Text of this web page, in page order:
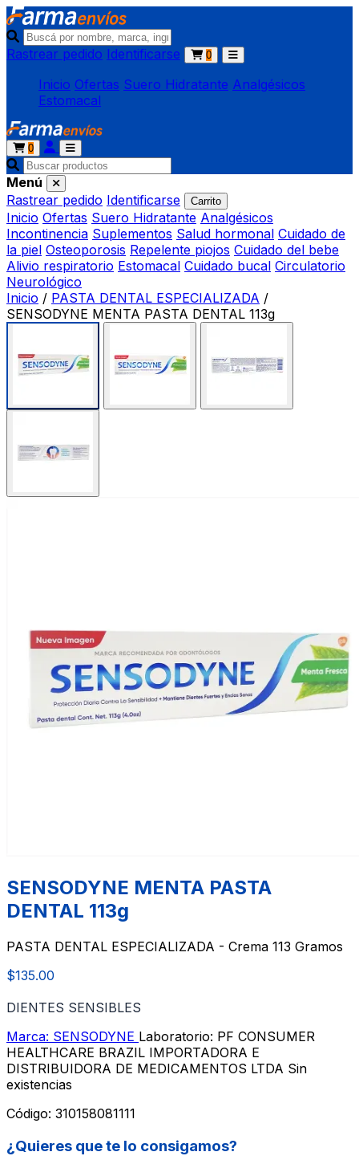
Rastrear pedido Identificarse 0
Inicio Ofertas Suero Hidratante Analgésicos
Estomacal
0
Menú
Rastrear pedido Identificarse Carrito
Inicio Ofertas Suero Hidratante Analgésicos
Incontinencia Suplementos Salud hormonal Cuidado de
la piel Osteoporosis Repelente piojos Cuidado del bebe
Alivio respiratorio Estomacal Cuidado bucal Circulatorio
Neurológico
Inicio / PASTA DENTAL ESPECIALIZADA /
SENSODYNE MENTA PASTA DENTAL 113g
SENSODYNE MENTA PASTA
DENTAL 113g
PASTA DENTAL ESPECIALIZADA - Crema 113 Gramos
$135.00
DIENTES SENSIBLES
Marca: SENSODYNE Laboratorio: PF CONSUMER
HEALTHCARE BRAZIL IMPORTADORA E
DISTRIBUIDORA DE MEDICAMENTOS LTDA Sin
existencias
Código: 310158081111
¿Quieres que te lo consigamos?